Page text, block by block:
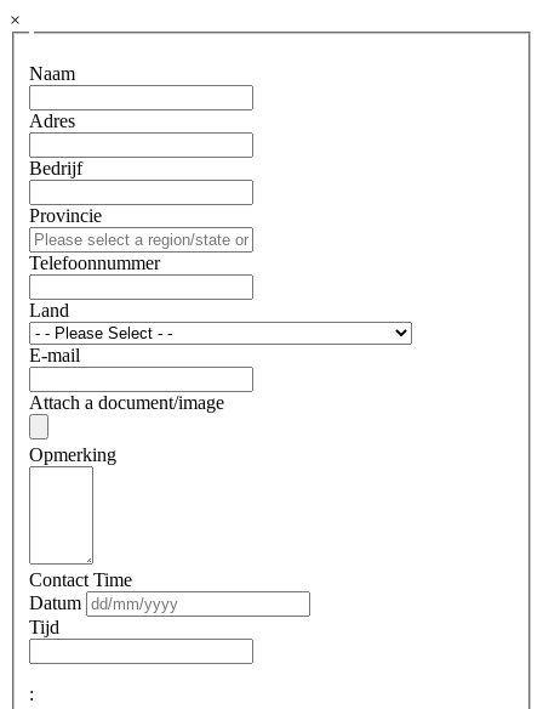
×
Naam
Adres
Bedrijf
Provincie
Telefoonnummer
Land
E-mail
Attach a document/image
Opmerking
Contact Time
Datum
Tijd
: